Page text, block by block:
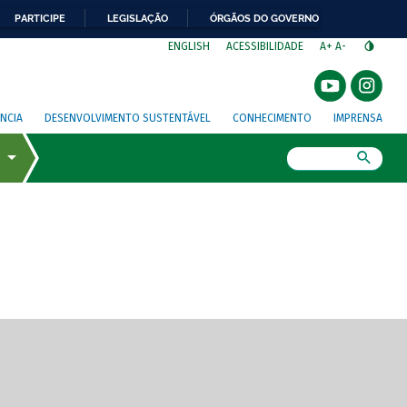
PARTICIPE LEGISLAÇÃO ÓRGÃOS DO GOVERNO
ENGLISH ACESSIBILIDADE A+ A-
DESENVOLVIMENTO SUSTENTÁVEL CONHECIMENTO IMPRENSA
de tela